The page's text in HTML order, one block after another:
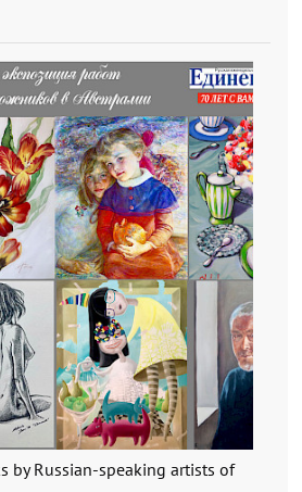
by Russian-speaking artists of